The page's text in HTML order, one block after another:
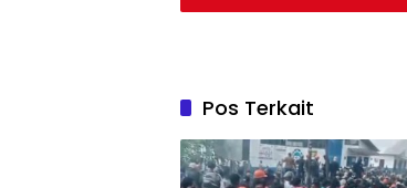
Pos Terkait